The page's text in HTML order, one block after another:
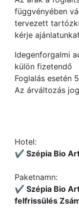
függvényében
tervezett
kérje
Idegenforgalmi
külön fizetendő
Foglalás esetén
Az árváltozás
Hotel:
✔️ Szépia Bio
Paketnamn:
✔️ Szépia Bio
felfrissülés